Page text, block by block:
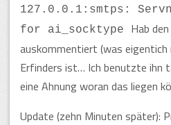
127.0.0.1:smtps:
for ai_socktype Hab
auskommentiert (was eigentich
Erfinders ist… Ich benutzte ihn
eine Ahnung woran das liegen
Update (zehn Minuten später):